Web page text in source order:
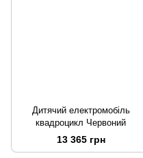
Дитячий електромобіль
квадроцикл Червоний
13 365 грн